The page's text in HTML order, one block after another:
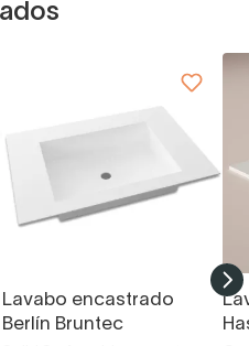
Lavabo encastrado
Berlín Bruntec